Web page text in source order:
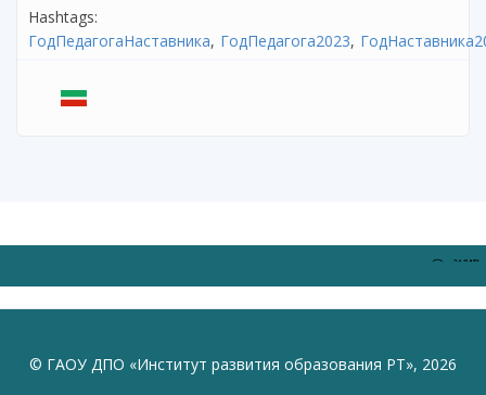
Hashtags:
ГодПедагогаНаставника ГодПедагога2023
© ГАОУ ДПО «Институт развития образования РТ», 2026